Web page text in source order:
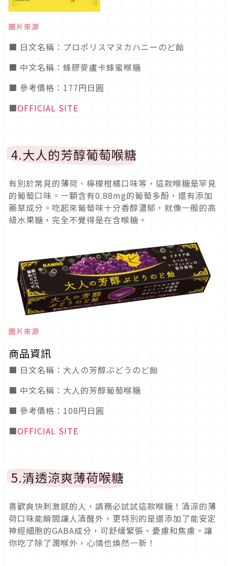
圖片來源
■ 日文名稱：プロポリスマヌカハニーのど飴
■ 中文名稱：蜂膠麥盧卡蜂蜜喉糖
■ 參考價格：177円日圓
■OFFICIAL SITE
4.大人的芳醇葡萄喉糖
有別於常見的薄荷、檸檬柑橘口味等，這款喉糖是罕見
的葡萄口味。一顆含有0.88mg的葡萄多酚，還有添加
藥草成分。吃起來葡萄味十分香醇濃郁，就像一般的高
級水果糖，完全不覺得是在含喉糖。
圖片來源
商品資訊
■ 日文名稱：大人の芳醇ぶどうのど飴
■ 中文名稱：大人的芳醇葡萄喉糖
■ 參考價格：108円日圓
■OFFICIAL SITE
5.清透涼爽薄荷喉糖
喜歡爽快刺激感的人，請務必試試這款喉糖！清涼的薄
荷口味能瞬間讓人清醒外，更特別的是還添加了能安定
神經細胞的GABA成分，可舒緩緊張、憂慮和焦慮。讓
你吃了除了潤喉外，心情也煥然一新！